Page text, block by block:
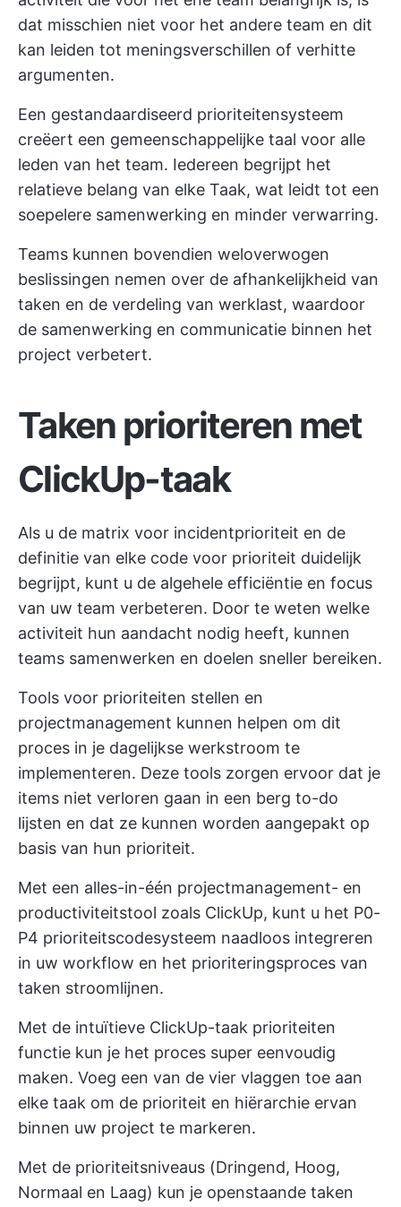
dat misschien niet voor het andere team en dit
kan leiden tot meningsverschillen of verhitte
argumenten.
Een gestandaardiseerd prioriteitensysteem
creëert een gemeenschappelijke taal voor alle
leden van het team. Iedereen begrijpt het
relatieve belang van elke Taak, wat leidt tot een
soepelere samenwerking en minder verwarring.
Teams kunnen bovendien weloverwogen
beslissingen nemen over de afhankelijkheid van
taken en de verdeling van werklast, waardoor
de samenwerking en communicatie binnen het
project verbetert.
Taken prioriteren met
ClickUp-taak
Als u de matrix voor incidentprioriteit en de
definitie van elke code voor prioriteit duidelijk
begrijpt, kunt u de algehele efficiëntie en focus
van uw team verbeteren. Door te weten welke
activiteit hun aandacht nodig heeft, kunnen
teams samenwerken en doelen sneller bereiken.
Tools voor prioriteiten stellen en
projectmanagement kunnen helpen om dit
proces in je dagelijkse werkstroom te
implementeren. Deze tools zorgen ervoor dat je
items niet verloren gaan in een berg to-do
lijsten en dat ze kunnen worden aangepakt op
basis van hun prioriteit.
Met een alles-in-één projectmanagement- en
productiviteitstool zoals ClickUp, kunt u het P0-
P4 prioriteitscodesysteem naadloos integreren
in uw workflow en het prioriteringsproces van
taken stroomlijnen.
Met de intuïtieve ClickUp-taak prioriteiten
functie kun je het proces super eenvoudig
maken. Voeg een van de vier vlaggen toe aan
elke taak om de prioriteit en hiërarchie ervan
binnen uw project te markeren.
Met de prioriteitsniveaus (Dringend, Hoog,
Normaal en Laag) kun je openstaande taken